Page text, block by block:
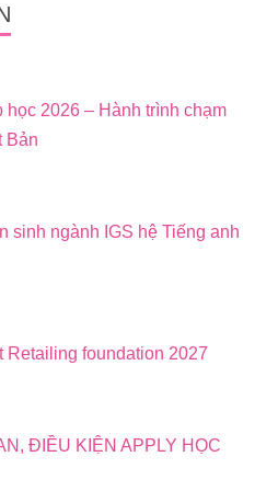
2026 – Hành trình chạm
Bản
sinh ngành IGS hệ Tiếng anh
Retailing foundation 2027
ĐIỀU KIỆN APPLY HỌC